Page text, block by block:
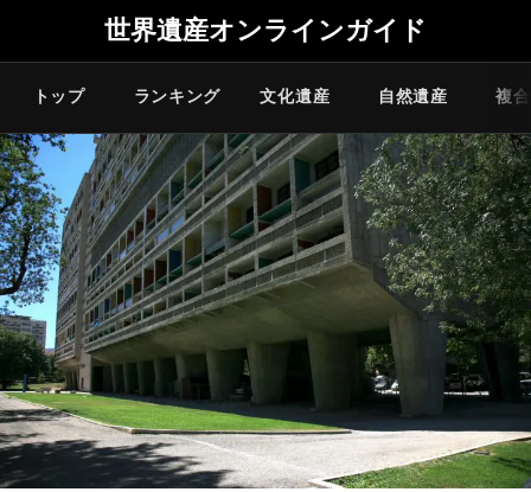
世界遺産オンラインガイド
トップ ランキング 文化遺産 自然遺産 複